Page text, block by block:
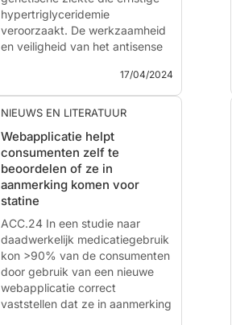
hypertriglyceridemie
veroorzaakt. De werkzaamheid
en veiligheid van het antisense
tegen APOC3 mRNA genaamd
olezarsen werd onderzocht in
deze patiëntenpopulatie.
A Randomized, Placebo-
Controlled Phase 3 Study of
Olezarsen in Patients With
Familial Chylomicronemia
Syndrome – The Balance trial
Nieuws - 17 apr. 2024
Gepresenteerd bij de ACC.24
Scientific Session do...
17/04/2024
NIEUWS EN LITERATUUR
Webapplicatie helpt
consumenten zelf te
beoordelen of ze in
aanmerking komen voor
statine
ACC.24 In een studie naar
daadwerkelijk medicatiegebruik
kon >90% van de consumenten
door gebruik van een nieuwe
webapplicatie correct
vaststellen dat ze in aanmerking